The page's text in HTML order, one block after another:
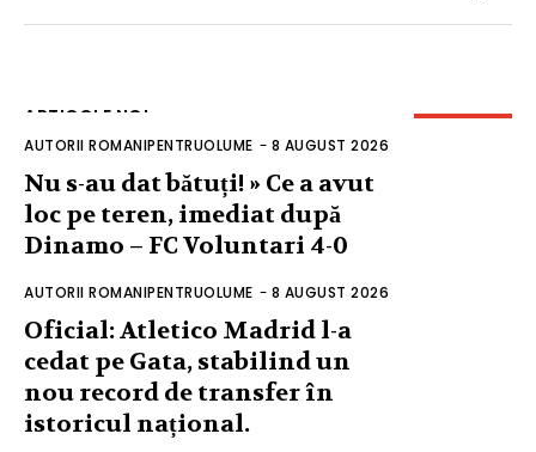
ARTICOLE NOI
AUTORII ROMANIPENTRUOLUME - 8 AUGUST 2026
Nu s-au dat bătuți! » Ce a avut
loc pe teren, imediat după
Dinamo – FC Voluntari 4-0
AUTORII ROMANIPENTRUOLUME - 8 AUGUST 2026
Oficial: Atletico Madrid l-a
cedat pe Gata, stabilind un
nou record de transfer în
istoricul național.